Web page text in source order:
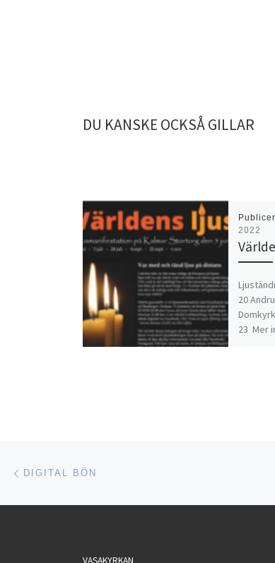
DU KANSKE OCKSÅ GILLAR
2022
20
23 Mer
Inläggsnavigering
DIGITAL BÖN
VASAKYRKAN